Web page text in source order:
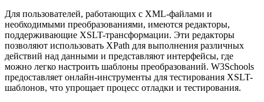
Для пользователей, работающих с XML-файлами и
необходимыми преобразованиями, имеются редакторы,
поддерживающие XSLT-трансформации. Эти редакторы
позволяют использовать XPath для выполнения различных
действий над данными и представляют интерфейсы, где
можно легко настроить шаблоны преобразований. W3Schools
предоставляет онлайн-инструменты для тестирования XSLT-
шаблонов, что упрощает процесс отладки и тестирования.